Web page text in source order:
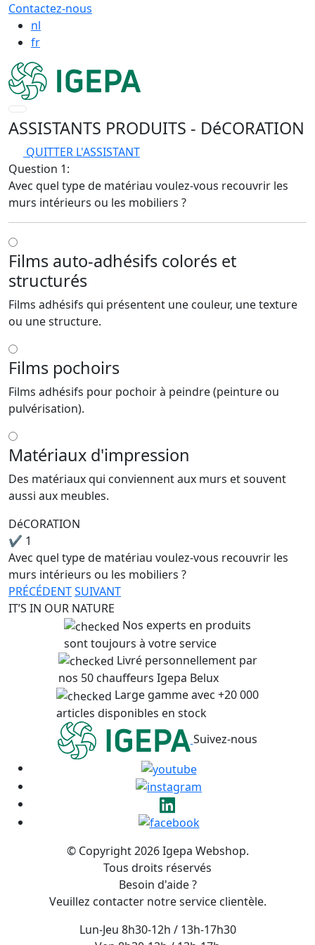
Contactez-nous
nl
fr
ASSISTANTS PRODUITS - DéCORATION
QUITTER L'ASSISTANT
DéCORATION
✔ 1
Avec quel type de matériau voulez-vous recouvrir les
murs intérieurs ou les mobiliers ?
PRÉCÉDENTSUIVANT
Question 1:
Avec quel type de matériau voulez-vous recouvrir les
murs intérieurs ou les mobiliers ?
Films auto-adhésifs colorés et
structurés
Films adhésifs qui présentent une couleur, une texture
ou une structure.
Films pochoirs
Films adhésifs pour pochoir à peindre (peinture ou
pulvérisation).
Matériaux d'impression
Des matériaux qui conviennent aux murs et souvent
aussi aux meubles.
IT’S IN OUR NATURE
Nos experts en produits
sont toujours à votre service
Livré personnellement par
nos 50 chauffeurs Igepa Belux
Large gamme avec +20 000
articles disponibles en stock
Suivez-nous
© Copyright 2026 Igepa Webshop.
Tous droits réservés
Besoin d'aide ?
Veuillez contacter notre service clientèle.
Lun-Jeu 8h30-12h / 13h-17h30